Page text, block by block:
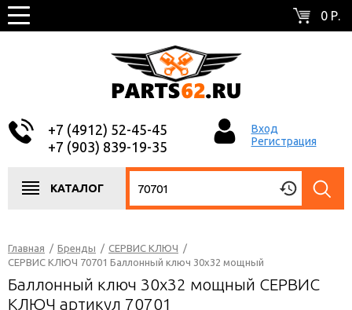
0 Р.
+7 (4912) 52-45-45
+7 (903) 839-19-35
Вход
Регистрация
КАТАЛОГ
Главная / Бренды / СЕРВИС КЛЮЧ /
СЕРВИС КЛЮЧ 70701 Баллонный ключ 30х32 мощный
Баллонный ключ 30х32 мощный СЕРВИС
КЛЮЧ артикул 70701